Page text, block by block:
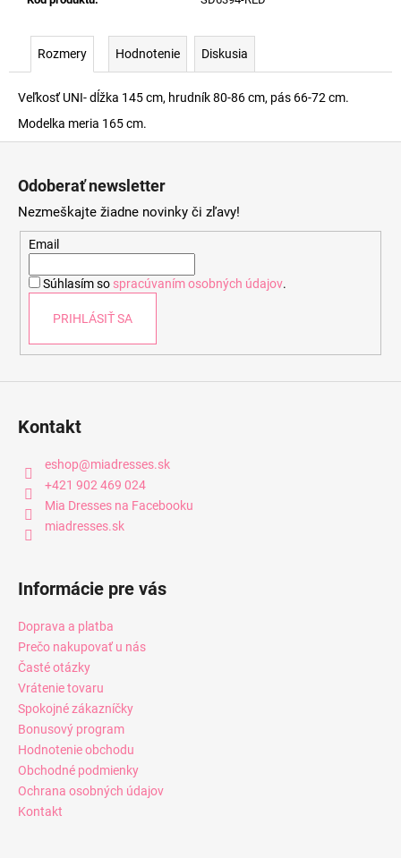
Rozmery Hodnotenie Diskusia
Veľkosť UNI- dĺžka 145 cm, hrudník 80-86 cm, pás 66-72 cm.
Modelka meria 165 cm.
Odoberať newsletter
Nezmeškajte žiadne novinky či zľavy!
Email
Súhlasím so spracúvaním osobných údajov.
PRIHLÁSIŤ SA
Kontakt
eshop@miadresses.sk
+421 902 469 024
Mia Dresses na Facebooku
miadresses.sk
Informácie pre vás
Doprava a platba
Prečo nakupovať u nás
Časté otázky
Vrátenie tovaru
Spokojné zákazníčky
Bonusový program
Hodnotenie obchodu
Obchodné podmienky
Ochrana osobných údajov
Kontakt